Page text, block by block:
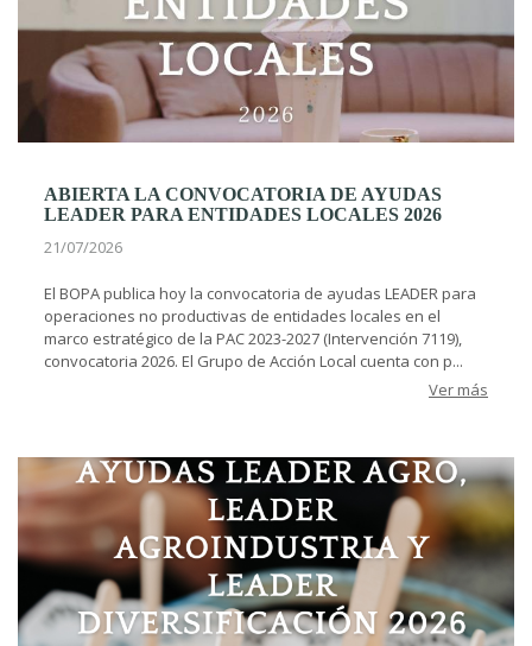
ABIERTA LA CONVOCATORIA DE AYUDAS
LEADER PARA ENTIDADES LOCALES 2026
21/07/2026
El BOPA publica hoy la convocatoria de ayudas LEADER para
operaciones no productivas de entidades locales en el
marco estratégico de la PAC 2023-2027 (Intervención 7119),
convocatoria 2026. El Grupo de Acción Local cuenta con p...
Ver más